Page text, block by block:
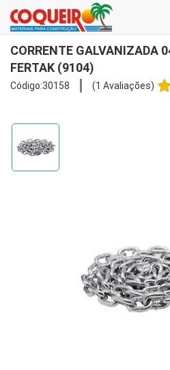
CORRENTE GALVANIZADA
FERTAK (9104)
Código:30158 (1 Avaliações)